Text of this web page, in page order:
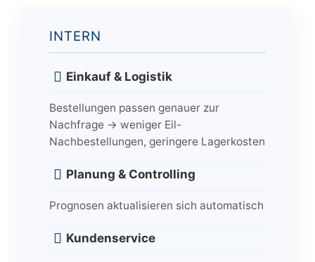
INTERN
Einkauf & Logistik
Bestellungen passen genauer zur
Nachfrage → weniger Eil-
Nachbestellungen, geringere Lagerkosten
Planung & Controlling
Prognosen aktualisieren sich automatisch
Kundenservice